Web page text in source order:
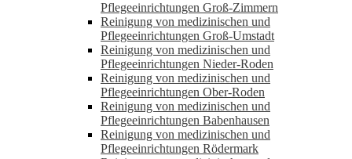
Pflegeeinrichtungen Groß-Zimmern
Reinigung von medizinischen und
Pflegeeinrichtungen Groß-Umstadt
Reinigung von medizinischen und
Pflegeeinrichtungen Nieder-Roden
Reinigung von medizinischen und
Pflegeeinrichtungen Ober-Roden
Reinigung von medizinischen und
Pflegeeinrichtungen Babenhausen
Reinigung von medizinischen und
Pflegeeinrichtungen Rödermark